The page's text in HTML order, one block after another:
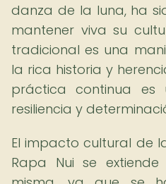
danza de la luna, ha
mantener viva su
tradicional es una
la rica historia y
práctica continua es
resiliencia y
El impacto cultural de
Rapa Nui se